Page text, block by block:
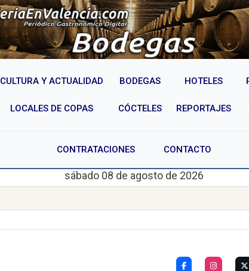
CULTURA Y ACTUALIDAD BODEGAS HOTELES
LOCALES DE COPAS CÓCTELES REPORTAJES
CONTRATACIONES CONTACTO
sábado 08 de agosto de 2026